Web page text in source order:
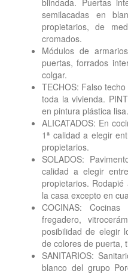
blindada. Puertas
semilacadas en
propietarios, de
cromados.
Módulos de
puertas, forrados
colgar.
TECHOS: Falso
toda la vivienda.
en pintura plástica lisa.
ALICATADOS: En
1ª calidad a elegir
propietarios.
SOLADOS:
calidad a elegir
propietarios.
la casa excepto en
COCINAS:
fregadero,
posibilidad de elegir
de colores de puerta,
SANITARIOS:
blanco del grupo